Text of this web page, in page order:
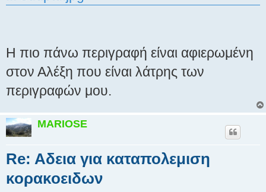
Η πιο πάνω περιγραφή είναι αφιερωμένη
στον Αλέξη που είναι λάτρης των
περιγραφών μου.
MARIOSE
Re: Aδεια για καταπολεμιση
κορακοειδων